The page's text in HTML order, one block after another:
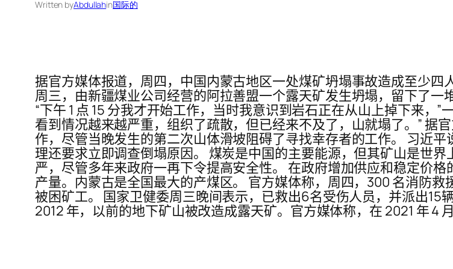
Written byAbdullahin国际的
据官方媒体报道，周四，中国内蒙古地区一处煤矿坍塌事故造成至少四
周三，由新疆煤业公司经营的阿拉善盟一个露天矿发生坍塌，留下了一
“下午 1 点 15 分我才开始工作，当时我意识到岩石正在从山上掉下来，
看到情况越来越严重，组织了疏散，但已经来不及了，山就塌了。” 据
作，尽管当晚发生的第二次山体滑坡阻碍了寻找幸存者的工作。 习近
理还要求立即调查倒塌原因。 煤炭是中国的主要能源，但其矿山是世
严，尽管多年来政府一再下令提高安全性。 在政府增加供应和稳定价
产量。内蒙古是全国最大的产煤区。 官方媒体称，周四，300 名消防
被困矿工。 国家卫健委周三晚间表示，已救出6名受伤人员，并派出15
2012 年，以前的地下矿山被改造成露天矿。官方媒体称，在 2021 年 4